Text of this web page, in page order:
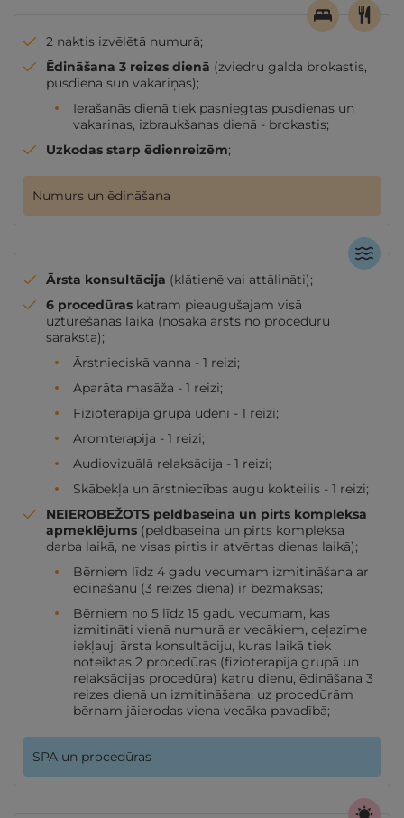
2 naktis izvēlētā numurā;
Ēdināšana 3 reizes dienā (zviedru galda brokastis,
pusdiena sun vakariņas);
Ierašanās dienā tiek pasniegtas pusdienas un
vakariņas, izbraukšanas dienā - brokastis;
Uzkodas starp ēdienreizēm;
Numurs un ēdināšana
Ārsta konsultācija (klātienē vai attālināti);
6 procedūras katram pieaugušajam visā
uzturēšanās laikā (nosaka ārsts no procedūru
saraksta);
Ārstnieciskā vanna - 1 reizi;
Aparāta masāža - 1 reizi;
Fizioterapija grupā ūdenī - 1 reizi;
Aromterapija - 1 reizi;
Audiovizuālā relaksācija - 1 reizi;
Skābekļa un ārstniecības augu kokteilis - 1 reizi;
NEIEROBEŽOTS peldbaseina un pirts kompleksa
apmeklējums (peldbaseina un pirts kompleksa
darba laikā, ne visas pirtis ir atvērtas dienas laikā);
Bērniem līdz 4 gadu vecumam izmitināšana ar
ēdināšanu (3 reizes dienā) ir bezmaksas;
Bērniem no 5 līdz 15 gadu vecumam, kas
izmitināti vienā numurā ar vecākiem, ceļazīme
iekļauj: ārsta konsultāciju, kuras laikā tiek
noteiktas 2 procedūras (fizioterapija grupā un
relaksācijas procedūra) katru dienu, ēdināšana 3
reizes dienā un izmitināšana; uz procedūrām
bērnam jāierodas viena vecāka pavadībā;
SPA un procedūras